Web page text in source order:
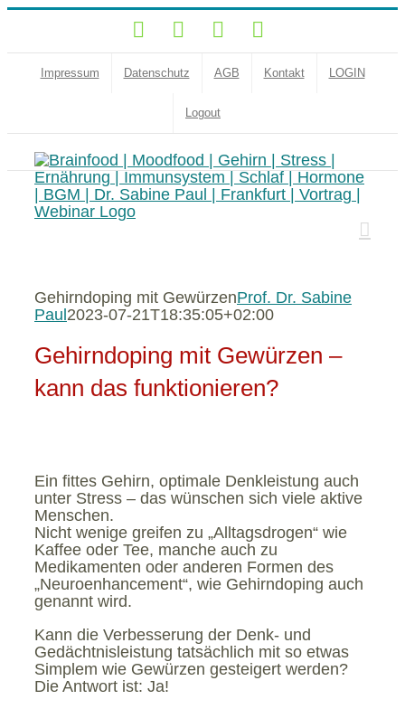
Zum
springen
YouTubeFacebookInstagram
Impressum Datenschutz AGB Kontakt LOGIN
Logout
Gehirndoping mit GewürzenProf. Dr. Sabine
Paul 2023-07-21T18:35:05+02:00
Gehirndoping mit Gewürzen –
kann das funktionieren?
Ein fittes Gehirn, optimale Denkleistung auch
unter Stress – das wünschen sich viele aktive
Menschen.
Nicht wenige greifen zu „Alltagsdrogen“ wie
Kaffee oder Tee, manche auch zu
Medikamenten oder anderen Formen des
„Neuroenhancement“, wie Gehirndoping auch
genannt wird.
Kann die Verbesserung der Denk- und
Gedächtnisleistung tatsächlich mit so etwas
Simplem wie Gewürzen gesteigert werden?
Die Antwort ist: Ja!